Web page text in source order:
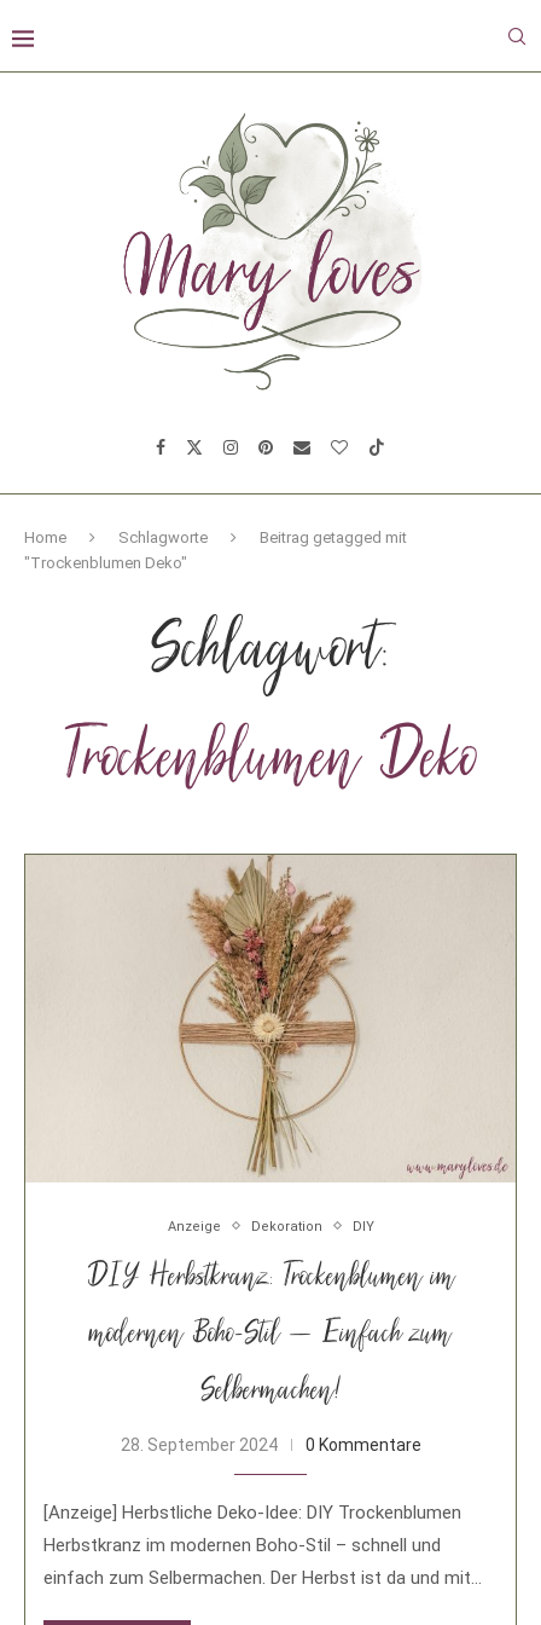
Home Schlagworte
Beitrag getagged mit
"Trockenblumen Deko"
Schlagwort:
Trockenblumen Deko
Anzeige Dekoration DIY
DIY Herbstkranz: Trockenblumen im
modernen Boho-Stil – Einfach zum
Selbermachen!
28. September 2024 0 Kommentare
[Anzeige] Herbstliche Deko-Idee: DIY Trockenblumen
Herbstkranz im modernen Boho-Stil – schnell und
einfach zum Selbermachen. Der Herbst ist da und mit